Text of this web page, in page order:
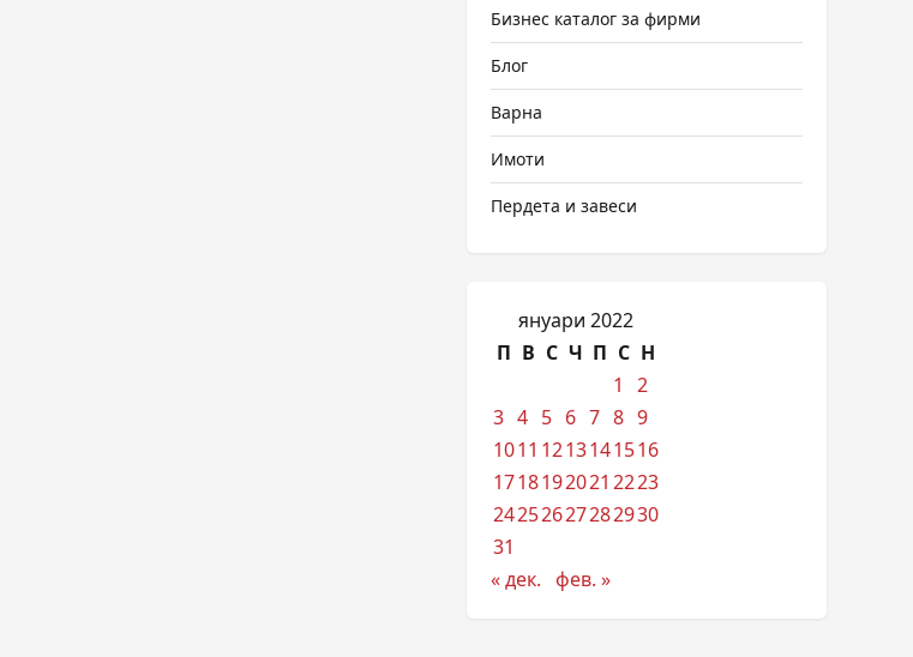
Бизнес каталог за фирми
Блог
Варна
Имоти
Пердета и завеси
януари 2022
П В С Ч П С Н
1
2
3 4 5 6 7 8 9
1011 1213141516
1718192021 2223
24252627282930
31
« дек. фев. »